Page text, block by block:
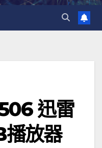
迅雷
放器